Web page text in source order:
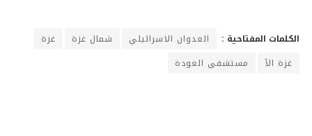
الكلمات المفتاحية : العدوان الاسرائيلي شمال غزة
غزة
غزة الآ
مستشفى العودة